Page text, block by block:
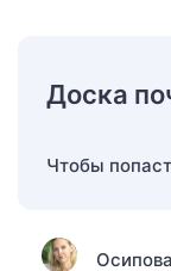
Доска
Чтобы